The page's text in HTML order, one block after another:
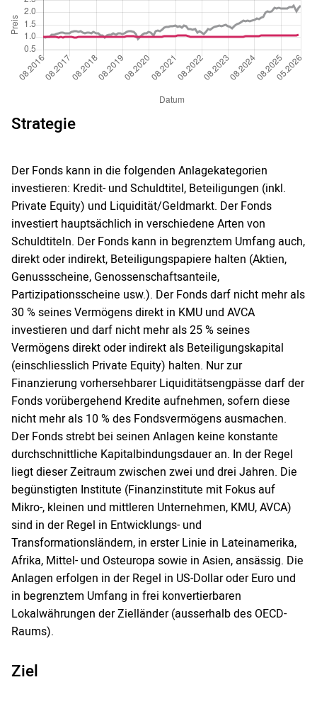
Strategie
Der Fonds kann in die folgenden Anlagekategorien
investieren: Kredit- und Schuldtitel, Beteiligungen (inkl.
Private Equity) und Liquidität/Geldmarkt. Der Fonds
investiert hauptsächlich in verschiedene Arten von
Schuldtiteln. Der Fonds kann in begrenztem Umfang auch,
direkt oder indirekt, Beteiligungspapiere halten (Aktien,
Genussscheine, Genossenschaftsanteile,
Partizipationsscheine usw.). Der Fonds darf nicht mehr als
30 % seines Vermögens direkt in KMU und AVCA
investieren und darf nicht mehr als 25 % seines
Vermögens direkt oder indirekt als Beteiligungskapital
(einschliesslich Private Equity) halten. Nur zur
Finanzierung vorhersehbarer Liquiditätsengpässe darf der
Fonds vorübergehend Kredite aufnehmen, sofern diese
nicht mehr als 10 % des Fondsvermögens ausmachen.
Der Fonds strebt bei seinen Anlagen keine konstante
durchschnittliche Kapitalbindungsdauer an. In der Regel
liegt dieser Zeitraum zwischen zwei und drei Jahren. Die
begünstigten Institute (Finanzinstitute mit Fokus auf
Mikro-, kleinen und mittleren Unternehmen, KMU, AVCA)
sind in der Regel in Entwicklungs- und
Transformationsländern, in erster Linie in Lateinamerika,
Afrika, Mittel- und Osteuropa sowie in Asien, ansässig. Die
Anlagen erfolgen in der Regel in US-Dollar oder Euro und
in begrenztem Umfang in frei konvertierbaren
Lokalwährungen der Zielländer (ausserhalb des OECD-
Raums).
Ziel